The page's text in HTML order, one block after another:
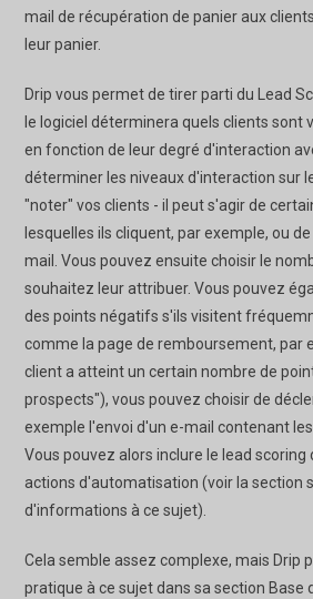
mail de récupération de panier aux
leur panier.
Drip vous permet de tirer parti du Lead
le logiciel déterminera quels clients sont
en fonction de leur degré d'interaction
déterminer les niveaux d'interaction sur
"noter" vos clients - il peut s'agir de
lesquelles ils cliquent, par exemple, ou
mail. Vous pouvez ensuite choisir le
souhaitez leur attribuer. Vous pouvez
des points négatifs s'ils visitent
comme la page de remboursement, par
client a atteint un certain nombre de
prospects"), vous pouvez choisir de
exemple l'envoi d'un e-mail contenant
Vous pouvez alors inclure le lead scoring
actions d'automatisation (voir la section
d'informations à ce sujet).
Cela semble assez complexe, mais Drip
pratique à ce sujet dans sa section Base